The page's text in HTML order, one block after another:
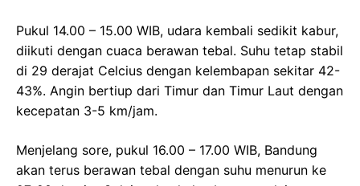
Pukul 14.00 – 15.00 WIB, udara kembali sedikit kabur,
diikuti dengan cuaca berawan tebal. Suhu tetap stabil
di 29 derajat Celcius dengan kelembapan sekitar 42-
43%. Angin bertiup dari Timur dan Timur Laut dengan
kecepatan 3-5 km/jam.
Menjelang sore, pukul 16.00 – 17.00 WIB, Bandung
akan terus berawan tebal dengan suhu menurun ke